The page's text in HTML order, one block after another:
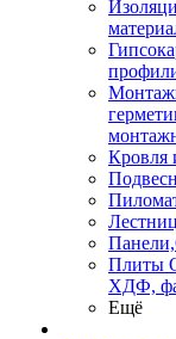
Кровля
Плиты
ХДФ,
Ещё